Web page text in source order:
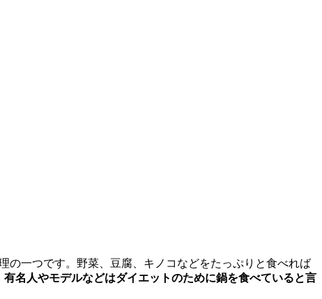
の一つです。野菜、豆腐、キノコなどをたっぷりと食べれば
名人やモデルなどはダイエットのために鍋を食べていると言